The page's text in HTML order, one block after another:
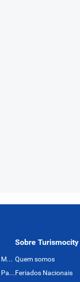
Passagens Aéreas baratas a partir de México
Passagens Aéreas baratas a partir de Panamá
Sobre Turismocity
Quem somos
Feriados Nacionais